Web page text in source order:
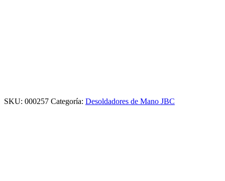
SKU: 000257 Categoría: Desoldadores de Mano JBC